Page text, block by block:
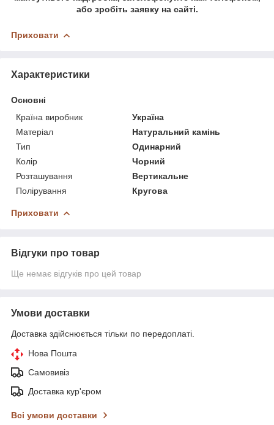
або зробіть заявку на сайті.
Приховати
Характеристики
Основні
Країна виробник
Україна
Матеріал
Натуральний камінь
Тип
Одинарний
Колір
Чорний
Розташування
Вертикальне
Полірування
Кругова
Приховати
Відгуки про товар
Ще немає відгуків про цей товар
Умови доставки
Доставка здійснюється тільки по передоплаті.
Нова Пошта
Самовивіз
Доставка кур'єром
Всі умови доставки